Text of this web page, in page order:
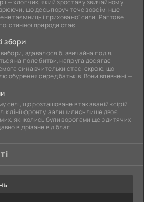
— хлопчик, який зростав у звичайному
що десь поруч тече зовсім інше
таємниць і прихованої сили. Раптове
істинної природи стає
збори
вибори, здавалося б, звичайна подія,
на поле битви, напруга досягає
сина вчительки стає іскрою, що
обурення серед батьків. Вони впевнені —
селі, що розташоване в так званій «сірій
лінії фронту, залишились лише двоє
які колись були ворогами ще з дитячих
відрізане від благ